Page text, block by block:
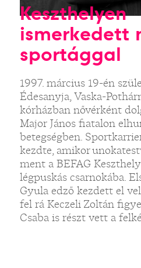
Keszthelyen
ismerkedett
sportággal
1997. március 19-én
Édesanyja, Vaska-
kórházban nővérként
Major János fiatalon
betegségben.
kezdte, amikor
ment a BEFAG
légpuskás csarnokába.
Gyula edző kezdett el
fel rá Keczeli Zoltán
Csaba is részt vett a